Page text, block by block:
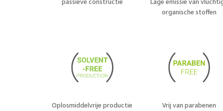
organische stoffen
Oplosmiddelvrije productie Vrij van parabenen